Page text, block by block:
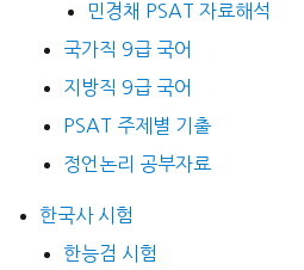
민경채 PSAT 자료해석
국가직 9급 국어
지방직 9급 국어
PSAT 주제별 기출
정언논리 공부자료
한국사 시험
한능검 시험